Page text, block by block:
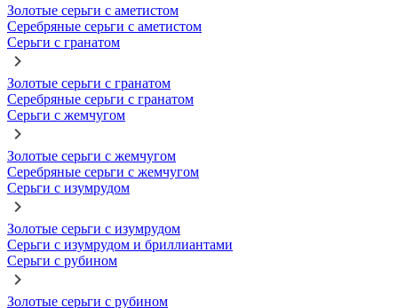
Золотые серьги с аметистом
Серебряные серьги с аметистом
Серьги с гранатом
Золотые серьги с гранатом
Серебряные серьги с гранатом
Серьги с жемчугом
Золотые серьги с жемчугом
Серебряные серьги с жемчугом
Серьги с изумрудом
Золотые серьги с изумрудом
Серьги с изумрудом и бриллиантами
Серьги с рубином
Золотые серьги с рубином